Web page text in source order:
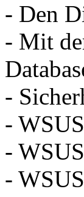
- Den
- Mit
-
-
-
-